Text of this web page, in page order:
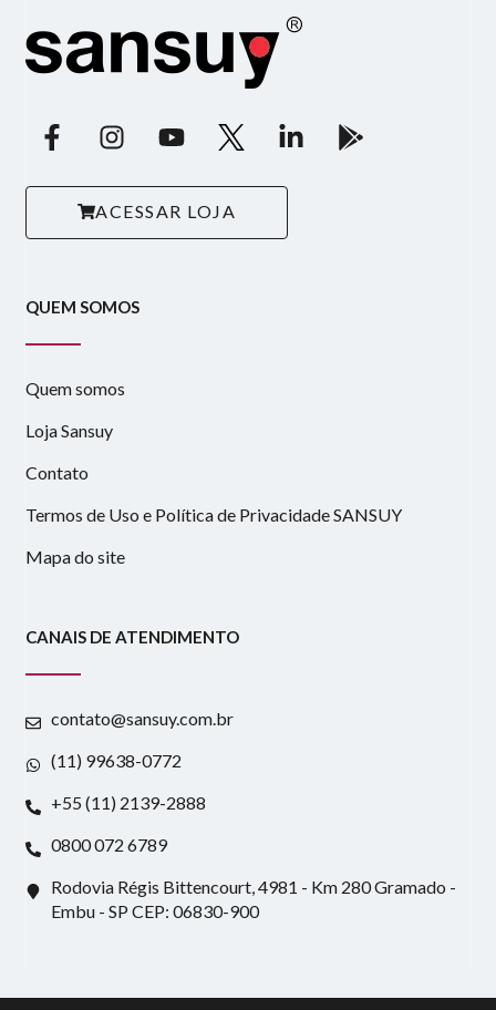
ACESSAR LOJA
QUEM SOMOS
Quem somos
Loja Sansuy
Contato
Termos de Uso e Política de Privacidade SANSUY
Mapa do site
CANAIS DE ATENDIMENTO
contato@sansuy.com.br
(11) 99638-0772
+55 (11) 2139-2888
0800 072 6789
Rodovia Régis Bittencourt, 4981 - Km 280 Gramado -
Embu - SP CEP: 06830-900